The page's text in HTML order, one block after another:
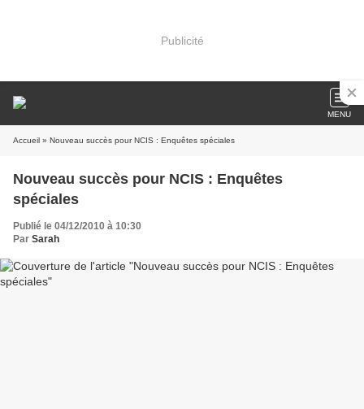
Publicité
MENU
Accueil » Nouveau succès pour NCIS : Enquêtes spéciales
Nouveau succès pour NCIS : Enquêtes
spéciales
Publié le 04/12/2010 à 10:30
Par Sarah